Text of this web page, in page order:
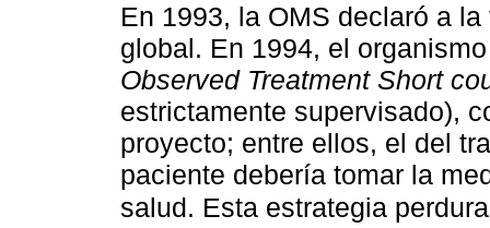
En 1993, la OMS declaró a
global. En 1994, el
Observed Treatment Short
estrictamente supervisado),
proyecto; entre ellos, el del
paciente debería tomar la
salud. Esta estrategia